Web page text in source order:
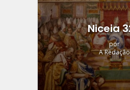
Niceia
por
A Redação